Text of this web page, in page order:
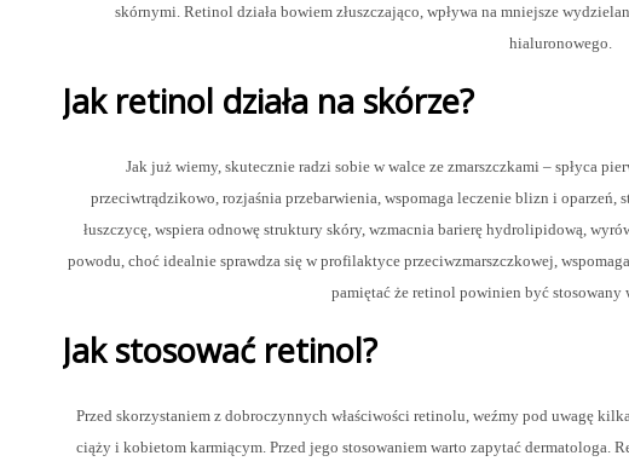
skórnymi. Retinol działa bowiem złuszczająco, wpływa na mniejsze
hialuronowego.
Jak retinol działa na skórze?
Jak już wiemy, skutecznie radzi sobie w walce ze zmarszczkami – spłyca
przeciwtrądzikowo, rozjaśnia przebarwienia, wspomaga leczenie blizn i oparzeń,
łuszczycę, wspiera odnowę struktury skóry, wzmacnia barierę hydrolipidową,
powodu, choć idealnie sprawdza się w profilaktyce przeciwzmarszczkowej,
pamiętać że retinol powinien być stosowany
Jak stosować retinol?
Przed skorzystaniem z dobroczynnych właściwości retinolu, weźmy pod uwagę
ciąży i kobietom karmiącym. Przed jego stosowaniem warto zapytać dermatologa.